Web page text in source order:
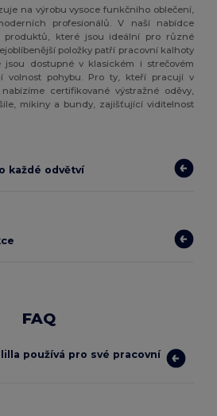
na výrobu vysoce funkčního oblečení,
profesionálů. V naší nabídce
produktů, které jsou ideální pro různé
položky patří pracovní kalhoty
jsou dostupné v klasickém i strečovém
volnost pohybu. Pro ty, kteří pracují v
certifikované výstražné oděvy,
mikiny a bundy, zajišťující viditelnost
každé odvětví
FAQ
používá pro své pracovní